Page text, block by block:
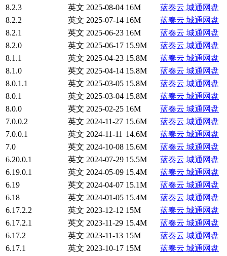
8.2.3
英文 2025-08-04 16M 蓝奏云 城通网盘
8.2.2
英文 2025-07-14 16M 蓝奏云 城通网盘
8.2.1
英文 2025-06-23 16M 蓝奏云 城通网盘
8.2.0
英文 2025-06-17 15.9M 蓝奏云 城通网盘
8.1.1
英文 2025-04-23 15.8M 蓝奏云 城通网盘
8.1.0
英文 2025-04-14 15.8M 蓝奏云 城通网盘
8.0.1.1
英文 2025-03-05 15.8M 蓝奏云 城通网盘
8.0.1
英文 2025-03-04 15.8M 蓝奏云 城通网盘
8.0.0
英文 2025-02-25 16M 蓝奏云 城通网盘
7.0.0.2
英文 2024-11-27 15.6M 蓝奏云 城通网盘
7.0.0.1
英文 2024-11-11 14.6M 蓝奏云 城通网盘
7.0
英文 2024-10-08 15.6M 蓝奏云 城通网盘
6.20.0.1
英文 2024-07-29 15.5M 蓝奏云 城通网盘
6.19.0.1
英文 2024-05-09 15.4M 蓝奏云 城通网盘
6.19
英文 2024-04-07 15.1M 蓝奏云 城通网盘
6.18
英文 2024-01-05 15.4M 蓝奏云 城通网盘
6.17.2.2
英文 2023-12-12 15M 蓝奏云 城通网盘
6.17.2.1
英文 2023-11-29 15.4M 蓝奏云 城通网盘
6.17.2
英文 2023-11-13 15M 蓝奏云 城通网盘
6.17.1
英文 2023-10-17 15M 蓝奏云 城通网盘